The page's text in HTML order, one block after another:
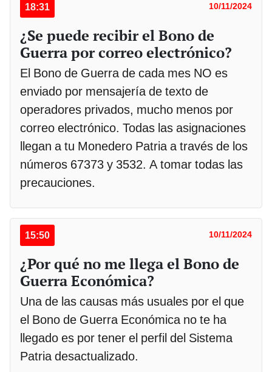
18:31 10/11/2024
¿Se puede recibir el Bono de
Guerra por correo electrónico?
El Bono de Guerra de cada mes NO es
enviado por mensajería de texto de
operadores privados, mucho menos por
correo electrónico. Todas las asignaciones
llegan a tu Monedero Patria a través de los
números 67373 y 3532. A tomar todas las
precauciones.
15:50 10/11/2024
¿Por qué no me llega el Bono de
Guerra Económica?
Una de las causas más usuales por el que
el Bono de Guerra Económica no te ha
llegado es por tener el perfil del Sistema
Patria desactualizado.